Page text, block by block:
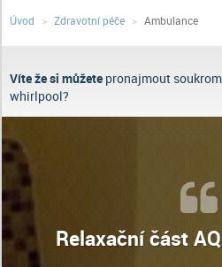
Úvod Zdravotní péče Ambulance
Víte že si můžetepronajmout
whirlpool?
Relaxační část